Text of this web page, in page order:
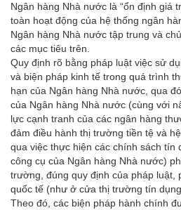
Ngân hàng Nhà nước là “ổn định giá
toàn hoạt động của hệ thống ngân
Ngân hàng Nhà nước tập trung và
các mục tiêu trên.
Quy định rõ bằng pháp luật việc sử
và biện pháp kinh tế trong quá trình
hạn của Ngân hàng Nhà nước, qua
của Ngân hàng Nhà nước (cùng với
lực cạnh tranh của các ngân hàng
đảm điều hành thị trường tiền tệ và
qua việc thực hiện các chính sách tín
công cụ của Ngân hàng Nhà nước)
trường, đúng quy định của pháp luật,
quốc tế (như ở cửa thị trường tín
Theo đó, các biện pháp hành chính